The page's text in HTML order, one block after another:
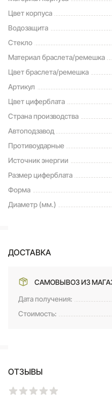
- SPLIT-хронограф.
- Таймер обратного отсчета
- Мировое время – 48 городов
координированное время
- Ретроградный указатель
- Функции отключения/
стрелок для удобного
- Батарея рассчитана на 3
- Водонепроницаемость в
- Ремешок из полимерного
застежкой и системой
Цвет корпуса
Водозащита
Стекло
Материал браслета/ремешка
Цвет браслета/ремешка
Артикул
Цвет циферблата
Страна производства
Автоподзавод
Противоударные
Источник энергии
Размер циферблата
Форма
Диаметр (мм.)
ДОСТАВКА
САМОВЫВОЗ ИЗ
Дата получения:
Стоимость:
ОТЗЫВЫ